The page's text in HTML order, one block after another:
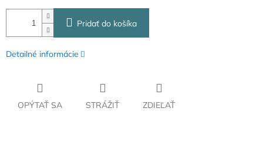
Pridať do košíka
Detailné informácie
OPÝTAŤ SA STRÁŽIŤ ZDIEĽAŤ